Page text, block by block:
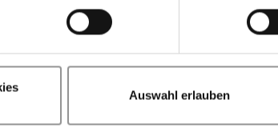
Auswahl erlauben